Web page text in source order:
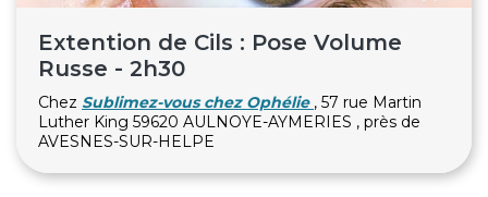
Extention de Cils : Pose Volume
Russe - 2h30
Chez Sublimez-vous chez Ophélie , 57 rue Martin
Luther King 59620 AULNOYE-AYMERIES , près de
AVESNES-SUR-HELPE